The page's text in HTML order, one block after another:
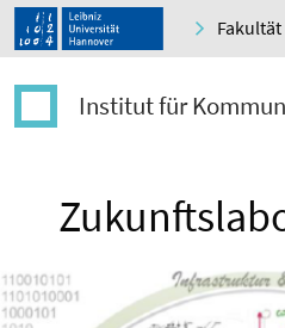
Fakultät
Institut für